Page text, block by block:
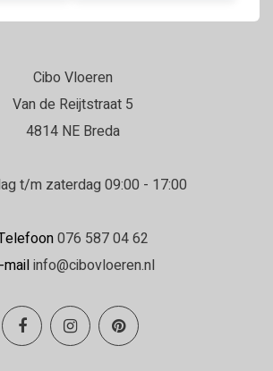
Cibo Vloeren
Van de Reijtstraat 5
4814 NE Breda
t/m zaterdag 09:00 - 17:00
076 587 04 62
mailinfo@cibovloeren.nl